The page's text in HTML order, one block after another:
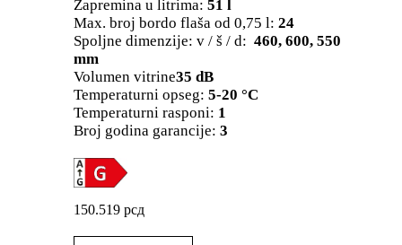
Zapremina u litrima: 51 l
Max. broj bordo flaša od 0,75 l: 24
Spoljne dimenzije: v / š / d: 460, 600, 550
mm
Volumen vitrine35 dB
Temperaturni opseg: 5-20 °C
Temperaturni rasponi: 1
Broj godina garancije: 3
150.519 рсд